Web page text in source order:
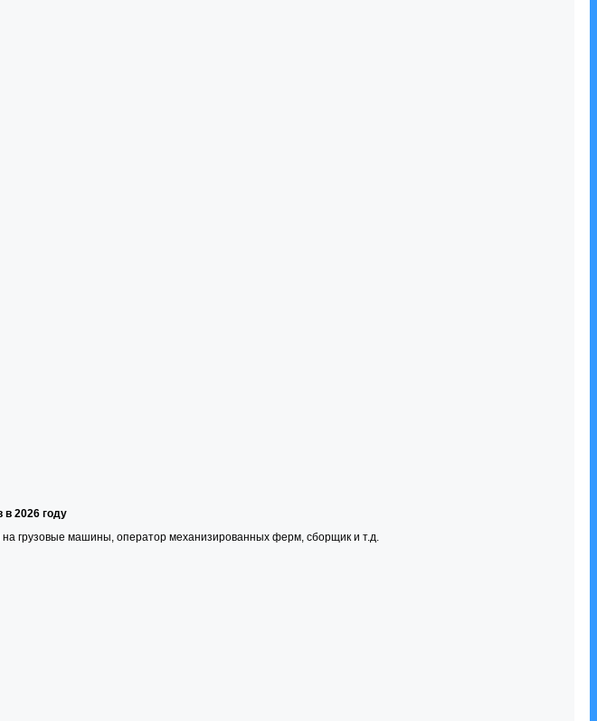
2026 году
на грузовые машины, оператор механизированных ферм, сборщик и т.д.